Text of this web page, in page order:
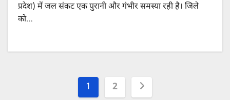
प्रदेश) में जल संकट एक पुरानी और गंभीर समस्या रही है। जिले
को…
Posts
1 2